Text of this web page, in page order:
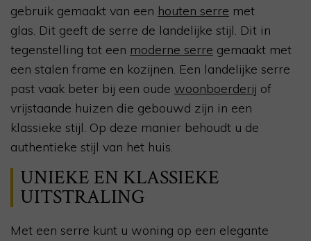
gebruik gemaakt van een houten serre met
glas. Dit geeft de serre de landelijke stijl. Dit in
tegenstelling tot een moderne serre gemaakt met
een stalen frame en kozijnen. Een landelijke serre
past vaak beter bij een oude woonboerderij of
vrijstaande huizen die gebouwd zijn in een
klassieke stijl. Op deze manier behoudt u de
authentieke stijl van het huis.
UNIEKE EN KLASSIEKE
UITSTRALING
Met een serre kunt u woning op een elegante